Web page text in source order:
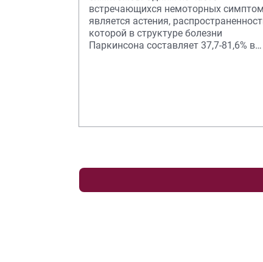
встречающихся немоторных
является астения,
которой в структуре болезни
Паркинсона составляет 37,7-81,6% в